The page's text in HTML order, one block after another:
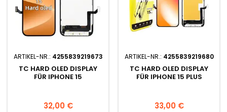
ARTIKEL-NR.: 4255839219673
TC HARD OLED DISPLAY
FÜR IPHONE 15
32,00 €
ARTIKEL-NR.: 4255839219680
TC HARD OLED DISPLAY
FÜR IPHONE 15 PLUS
33,00 €